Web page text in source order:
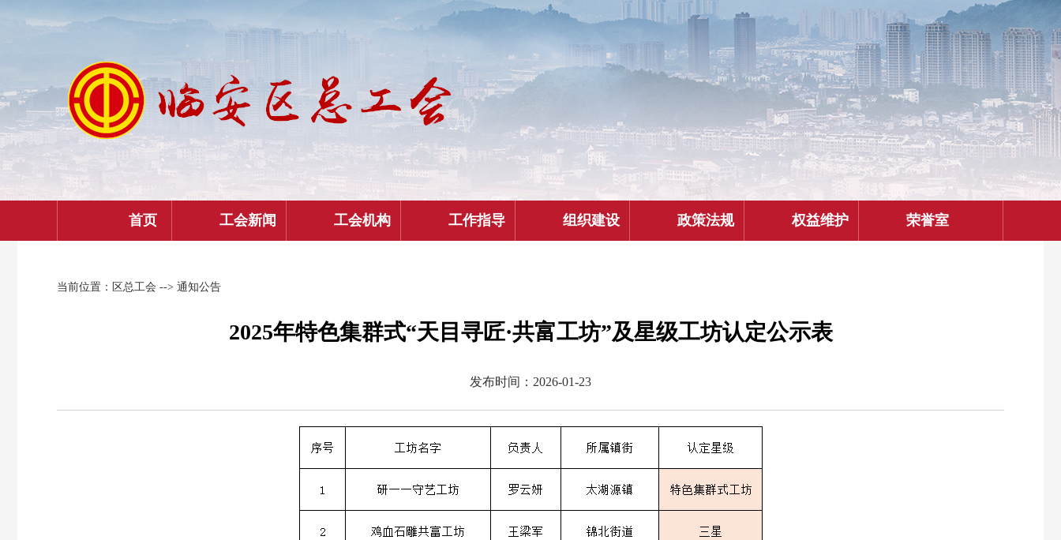
首页 工会新闻 工会机构 工作指导 组织建设 政策法规 权益维护 荣誉室
当前位置： 区总工会 --> 通知公告
2025年特色集群式“天目寻匠·共富工坊”及星级工坊认定公示表
发布时间：2026-01-23